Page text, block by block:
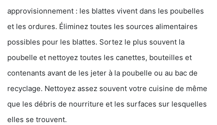
approvisionnement : les blattes vivent dans les poubelles
et les ordures. Éliminez toutes les sources alimentaires
possibles pour les blattes. Sortez le plus souvent la
poubelle et nettoyez toutes les canettes, bouteilles et
contenants avant de les jeter à la poubelle ou au bac de
recyclage. Nettoyez assez souvent votre cuisine de même
que les débris de nourriture et les surfaces sur lesquelles
elles se trouvent.